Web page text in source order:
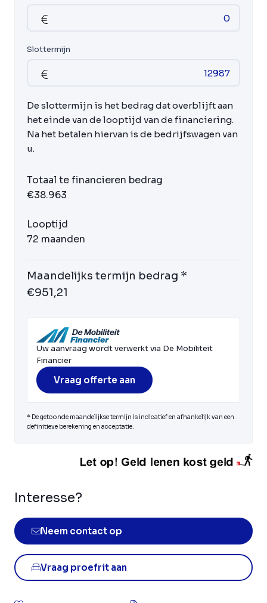
Slottermijn
De slottermijn is het bedrag dat overblijft aan
het einde van de looptijd van de financiering.
Na het betalen hiervan is de bedrijfswagen van
u.
Totaal te financieren bedrag
€38.963
Looptijd
72 maanden
Maandelijks termijn bedrag *
€951,21
Uw aanvraag wordt verwerkt via De Mobiliteit
Financier
Vraag offerte aan
* De getoonde maandelijkse termijn is indicatief en afhankelijk van een
definitieve berekening en acceptatie.
Interesse?
Neem contact op
Vraag proefrit aan